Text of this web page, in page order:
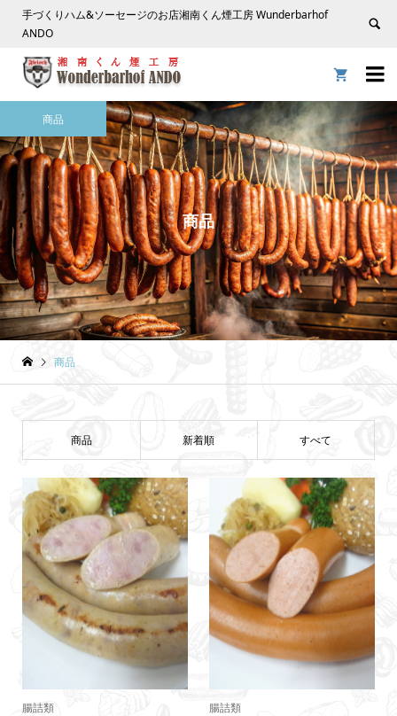
手づくりハム&ソーセージのお店湘南くん煙工房 Wunderbarhof
ANDO


商品
商品
商品
商品 新着順 すべて
腸詰類 腸詰類